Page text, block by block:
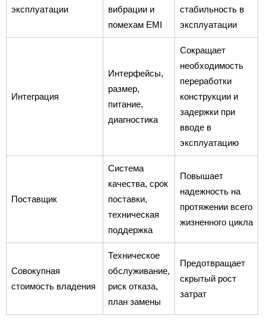
эксплуатации
вибрации и
помехам EMI
стабильность в
эксплуатации
Интеграция
Интерфейсы,
размер,
питание,
диагностика
Сокращает
необходимость
переработки
конструкции и
задержки при
вводе в
эксплуатацию
Поставщик
Система
качества, срок
поставки,
техническая
поддержка
Повышает
надежность на
протяжении всего
жизненного цикла
Совокупная
стоимость владения
Техническое
обслуживание,
риск отказа,
план замены
Предотвращает
скрытый рост
затрат